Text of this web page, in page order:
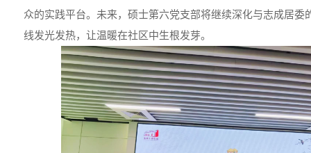
众的实践平台。未来，硕士第六党支部将继续深化与志成居委
线发光发热，让温暖在社区中生根发芽。